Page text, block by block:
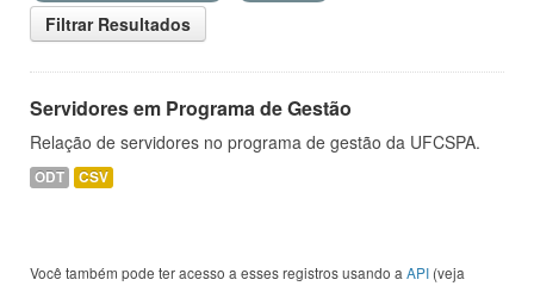
Filtrar Resultados
Servidores em Programa de Gestão
Relação de servidores no programa de gestão da UFCSPA.
ODT CSV
Você também pode ter acesso a esses registros usando a API (veja